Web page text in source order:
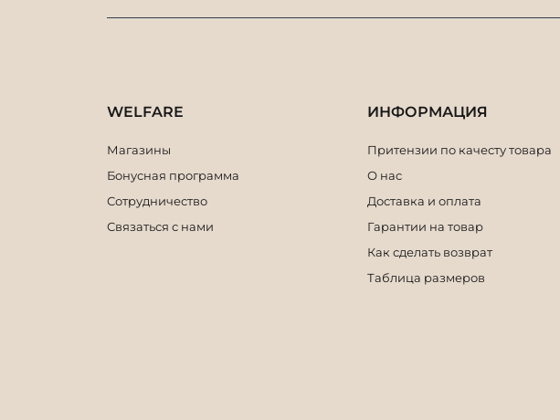
WELFARE
Магазины
Бонусная программа
Сотрудничество
Связаться с нами
ИНФОРМАЦИЯ
Притензии по качесту товара
О нас
Доставка и оплата
Гарантии на товар
Как сделать возврат
Таблица размеров